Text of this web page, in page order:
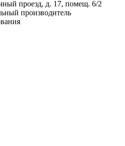
проезд, д. 17, помещ. 6/2
производитель